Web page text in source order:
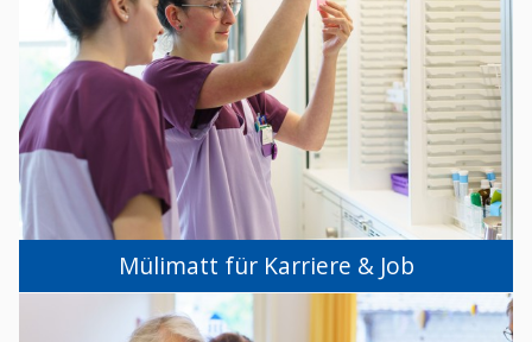
Mülimatt für Karriere & Job